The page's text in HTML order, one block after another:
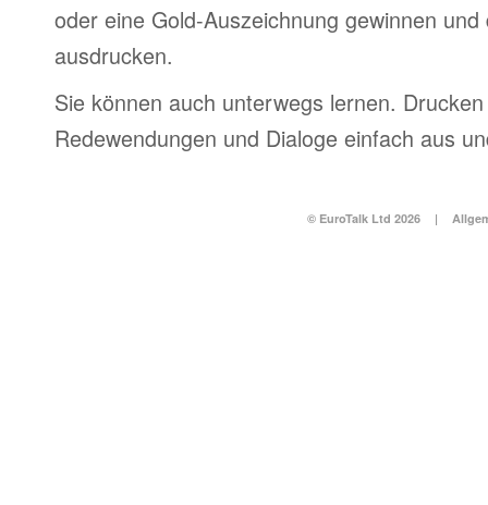
oder eine Gold-Auszeichnung gewinnen
ausdrucken.
Sie können auch unterwegs lernen.
Redewendungen und Dialoge einfach aus
© EuroTalk Ltd 2026 |